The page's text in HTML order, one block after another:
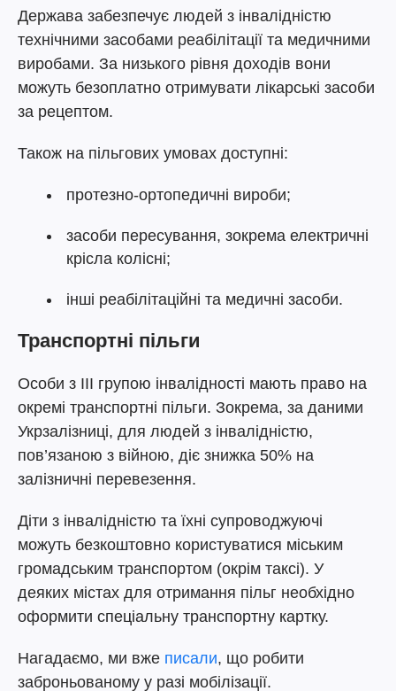
Держава забезпечує людей з інвалідністю
технічними засобами реабілітації та медичними
виробами. За низького рівня доходів вони
можуть безоплатно отримувати лікарські засоби
за рецептом.
Також на пільгових умовах доступні:
протезно-ортопедичні вироби;
засоби пересування, зокрема електричні
крісла колісні;
інші реабілітаційні та медичні засоби.
Транспортні пільги
Особи з III групою інвалідності мають право на
окремі транспортні пільги. Зокрема, за даними
Укрзалізниці, для людей з інвалідністю,
пов’язаною з війною, діє знижка 50% на
залізничні перевезення.
Діти з інвалідністю та їхні супроводжуючі
можуть безкоштовно користуватися міським
громадським транспортом (окрім таксі). У
деяких містах для отримання пільг необхідно
оформити спеціальну транспортну картку.
Нагадаємо, ми вже писали, що робити
заброньованому у разі мобілізації.